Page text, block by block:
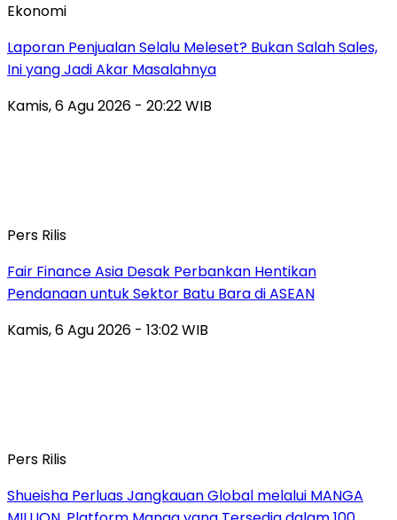
Ekonomi
Laporan Penjualan Selalu Meleset? Bukan Salah Sales,
Ini yang Jadi Akar Masalahnya
Kamis, 6 Agu 2026 - 20:22 WIB
Pers Rilis
Fair Finance Asia Desak Perbankan Hentikan
Pendanaan untuk Sektor Batu Bara di ASEAN
Kamis, 6 Agu 2026 - 13:02 WIB
Pers Rilis
Shueisha Perluas Jangkauan Global melalui MANGA